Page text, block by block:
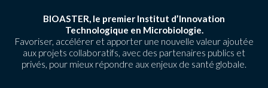
BIOASTER, le premier Institut d’Innovation
Technologique en Microbiologie.
Favoriser, accélérer et apporter une nouvelle valeur ajoutée
aux projets collaboratifs, avec des partenaires publics et
privés, pour mieux répondre aux enjeux de santé globale.